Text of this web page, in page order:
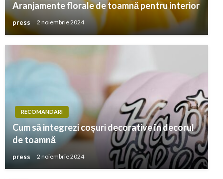
Aranjamente florale de toamnă pentru interior
press 2 noiembrie 2024
RECOMANDARI
Cum să integrezi coșuri decorative în decorul
de toamnă
press 2 noiembrie 2024